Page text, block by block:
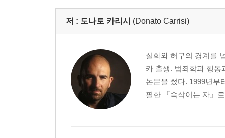
저 : 도나토 카리시 (Donato Carrisi)
실화와 허구의 경계를
카 출생. 범죄학과 행동
논문을 썼다. 1999년부
필한 『속삭이는 자』